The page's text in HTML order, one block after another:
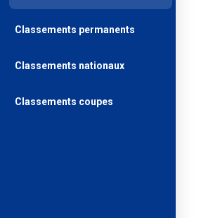
Classements permanents
Classements nationaux
Classements coupes